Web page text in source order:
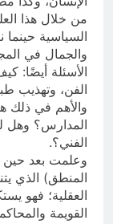
من خلال هذا
السياسية حينما
والجمال في
الأسئلة أيضًا:
الفن، وتهذيب
والأهم في ذلك
المدارس؟ وهل
الفني؟.
وعلمت بعد حين
المنطق) الذي
العقلية؛ فهو
القويمة